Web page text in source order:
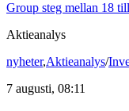
Group steg mellan 18
Aktieanalys
nyheter,Aktieanalys/
7 augusti, 08:11